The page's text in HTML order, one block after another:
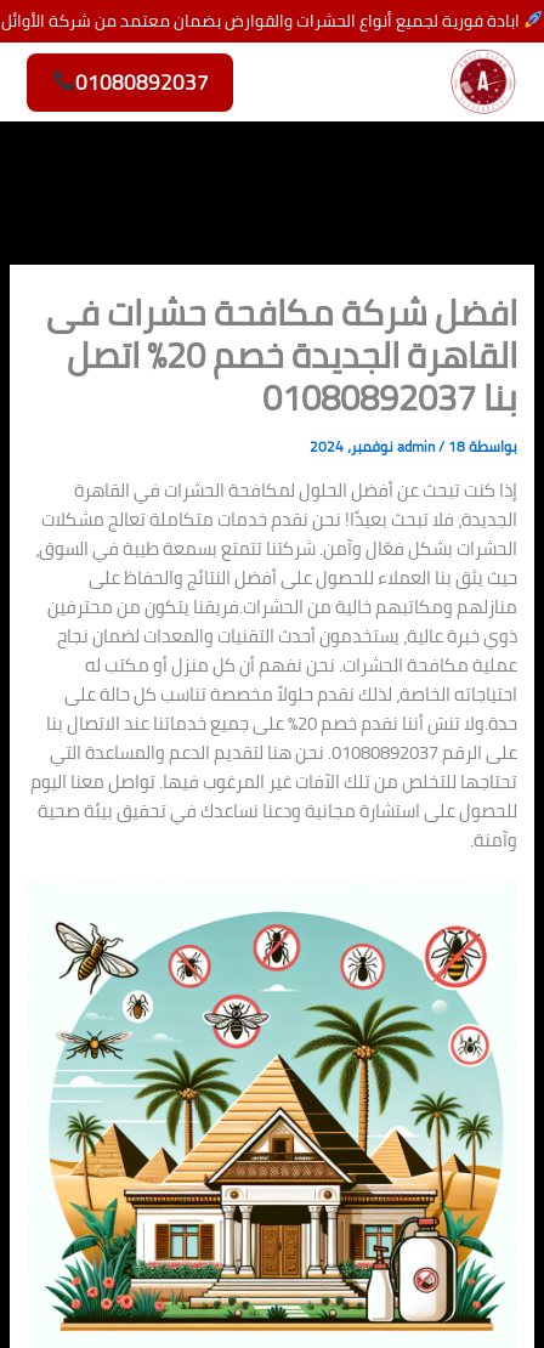
تخطي
إلى
المحتوى
ابادة فورية لجميع أنواع الحشرات والقوارض بضمان معتمد من شركة الأوائل
01080892037
افضل شركة مكافحة حشرات فى
القاهرة الجديدة خصم 20% اتصل
بنا 01080892037
بواسطة admin/18 نوفمبر، 2024
إذا كنت تبحث عن أفضل الحلول لمكافحة الحشرات في القاهرة
الجديدة، فلا تبحث بعيدًا! نحن نقدم خدمات متكاملة تعالج مشكلات
الحشرات بشكل فعّال وآمن. شركتنا تتمتع بسمعة طيبة في السوق،
حيث يثق بنا العملاء للحصول على أفضل النتائج والحفاظ على
منازلهم ومكاتبهم خالية من الحشرات.فريقنا يتكون من محترفين
ذوي خبرة عالية، يستخدمون أحدث التقنيات والمعدات لضمان نجاح
عملية مكافحة الحشرات. نحن نفهم أن كل منزل أو مكتب له
احتياجاته الخاصة، لذلك نقدم حلولاً مخصصة تناسب كل حالة على
حدة.ولا تنسَ أننا نقدم خصم 20% على جميع خدماتنا عند الاتصال بنا
على الرقم 01080892037. نحن هنا لتقديم الدعم والمساعدة التي
تحتاجها للتخلص من تلك الآفات غير المرغوب فيها. تواصل معنا اليوم
للحصول على استشارة مجانية ودعنا نساعدك في تحقيق بيئة صحية
وآمنة.